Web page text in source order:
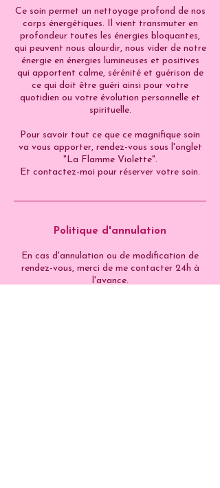
Ce soin permet un nettoyage profond de nos
corps énergétiques. Il vient transmuter en
profondeur toutes les énergies bloquantes,
qui peuvent nous alourdir, nous vider de notre
énergie en énergies lumineuses et positives
qui apportent calme, sérénité et guérison de
ce qui doit être guéri ainsi pour votre
quotidien ou votre évolution personnelle et
spirituelle.
Pour savoir tout ce que ce magnifique soin
va vous apporter, rendez-vous sous l'onglet
"La Flamme Violette".
Et contactez-moi pour réserver votre soin.
Politique d'annulation
En cas d'annulation ou de modification de
rendez-vous, merci de me contacter 24h à
l'avance.